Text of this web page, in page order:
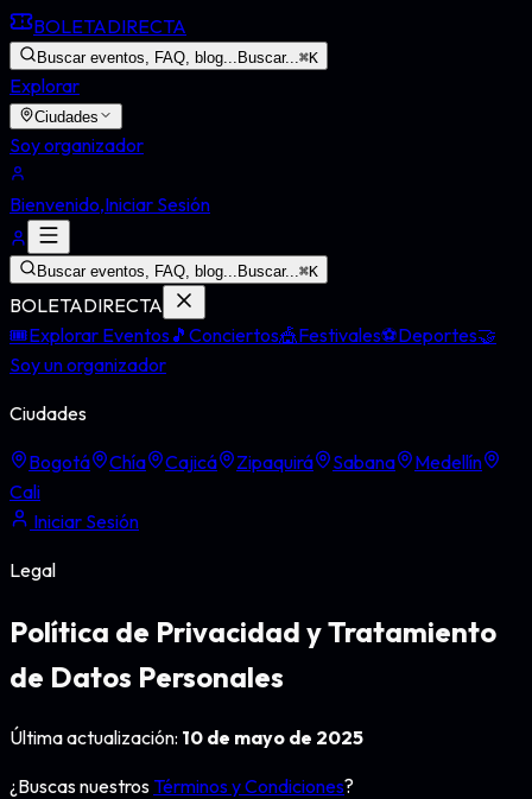
BOLETADIRECTA
Buscar eventos, FAQ, blog... Buscar...⌘K
Explorar
Ciudades
Soy organizador
Bienvenido,Iniciar Sesión
Buscar eventos, FAQ, blog... Buscar...⌘K
BOLETADIRECTA
🎟️Explorar Eventos🎵 Conciertos🎪Festivales⚽Deportes🤝
Soy un organizador
Ciudades
Bogotá Chía Cajicá Zipaquirá Sabana
Medellín
Cali
Iniciar Sesión
Legal
Política de Privacidad y Tratamiento
de Datos Personales
Última actualización: 10 de mayo de 2025
¿Buscas nuestros Términos y Condiciones?